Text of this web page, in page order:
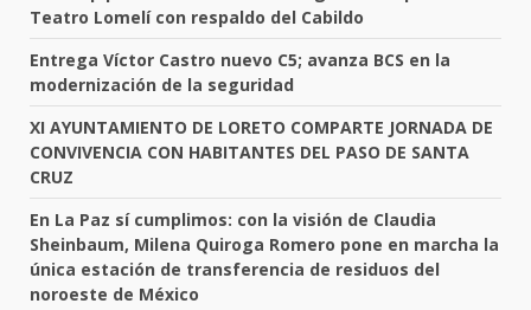
Teatro Lomelí con respaldo del Cabildo
Entrega Víctor Castro nuevo C5; avanza BCS en la
modernización de la seguridad
XI AYUNTAMIENTO DE LORETO COMPARTE JORNADA DE
CONVIVENCIA CON HABITANTES DEL PASO DE SANTA
CRUZ
En La Paz sí cumplimos: con la visión de Claudia
Sheinbaum, Milena Quiroga Romero pone en marcha la
única estación de transferencia de residuos del
noroeste de México